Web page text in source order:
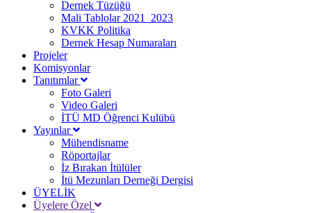
Dernek Tüzüğü
Mali Tablolar 2021_2023
KVKK Politika
Dernek Hesap Numaraları
Projeler
Komisyonlar
Tanıtımlar
Foto Galeri
Video Galeri
İTÜ MD Öğrenci Kulübü
Yayınlar
Mühendisname
Röportajlar
İz Bırakan İtülüler
İtü Mezunları Derneği Dergisi
ÜYELİK
Üyelere Özel